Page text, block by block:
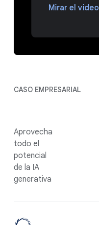
Mirar el video
CASO EMPRESARIAL
Aprovecha
todo el
potencial
de la IA
generativa